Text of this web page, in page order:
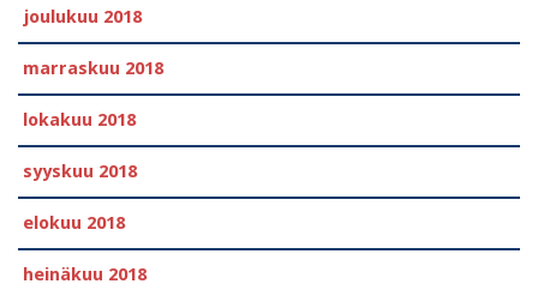
joulukuu 2018
marraskuu 2018
lokakuu 2018
syyskuu 2018
elokuu 2018
heinäkuu 2018